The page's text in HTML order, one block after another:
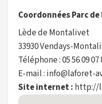
Coordonnées Parc
Lède de Montalivet
33930 Vendays-
Téléphone : 05 56 09 07
E-mail : info@laforet-
Site internet : http://